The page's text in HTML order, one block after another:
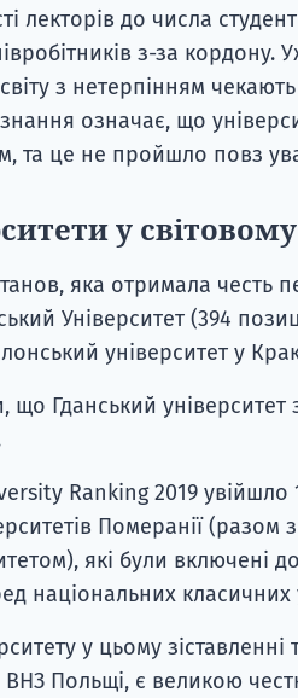
лекторів до числа
з-за кордону.
з нетерпінням
означає, що
та це не пройшло повз
у
яка отримала честь
Університет (394
університет у
що Гданський
Ranking 2019 увійшло
Померанії (разом
які були включені
національних класичних
у цьому
ВНЗ Польщі, є великою